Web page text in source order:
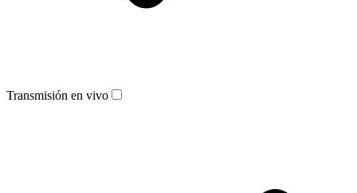
Transmisión en vivo